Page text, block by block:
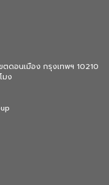
ตดอนเมือง กรุงเทพฯ 10210
มง